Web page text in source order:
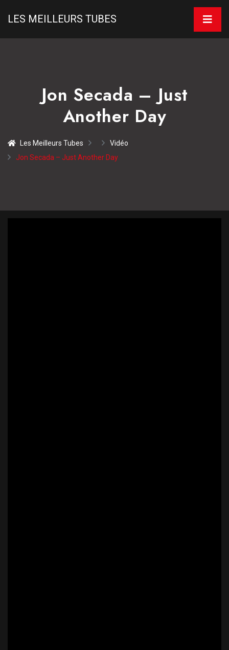
LES MEILLEURS TUBES
Jon Secada – Just
Another Day
Les Meilleurs Tubes
Vidéo
Jon Secada – Just Another Day